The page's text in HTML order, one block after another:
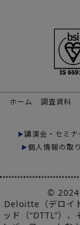
ホーム 調査資料
講演会・セミ
個人情報の取
©
Deloitte（デロイ
ッド（“DTTL”）